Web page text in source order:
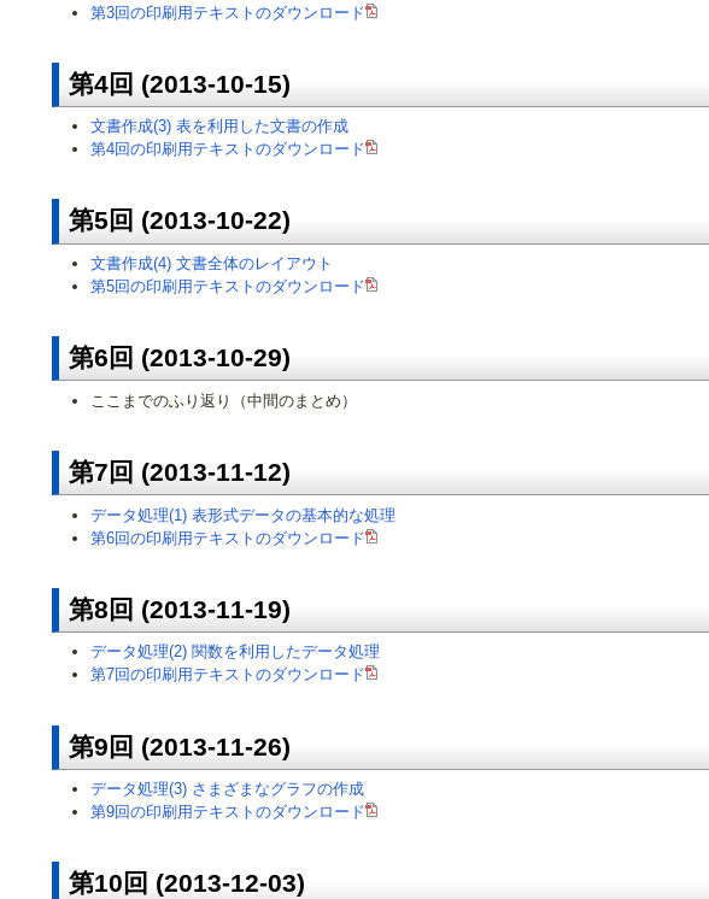
第3回の印刷用テキストのダウンロード
第4回 (2013-10-15)
文書作成(3) 表を利用した文書の作成
第4回の印刷用テキストのダウンロード
第5回 (2013-10-22)
文書作成(4) 文書全体のレイアウト
第5回の印刷用テキストのダウンロード
第6回 (2013-10-29)
ここまでのふり返り（中間のまとめ）
第7回 (2013-11-12)
データ処理(1) 表形式データの基本的な処理
第6回の印刷用テキストのダウンロード
第8回 (2013-11-19)
データ処理(2) 関数を利用したデータ処理
第7回の印刷用テキストのダウンロード
第9回 (2013-11-26)
データ処理(3) さまざまなグラフの作成
第9回の印刷用テキストのダウンロード
第10回 (2013-12-03)